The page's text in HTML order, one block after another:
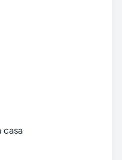
casa